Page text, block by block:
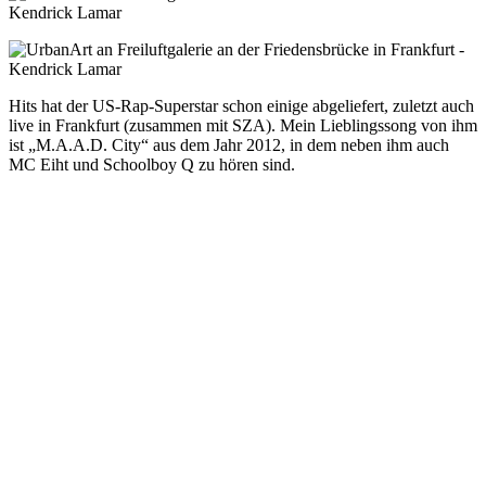
Hits hat der US-Rap-Superstar schon einige abgeliefert, zuletzt auch
live in Frankfurt (zusammen mit SZA). Mein Lieblingssong von ihm
ist „M.A.A.D. City“ aus dem Jahr 2012, in dem neben ihm auch
MC Eiht und Schoolboy Q zu hören sind.